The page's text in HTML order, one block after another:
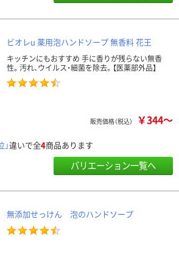
ビオレu 薬用泡ハンドソープ 無香料 花王
キッチンにもおすすめ 手に香りが残らない無香
性。汚れ、ウイルス・細菌を除去。【医薬部外品】
販売価格（税込） ￥344～
違いで全4商品あります
バリエーション一覧へ
無添加せっけん 泡のハンドソープ